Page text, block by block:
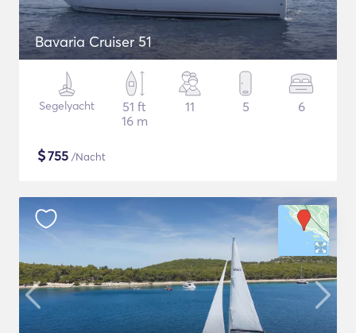
Bavaria Cruiser 51
Segelyacht
51 ft
16 m
11 5 6
$755 /Nacht